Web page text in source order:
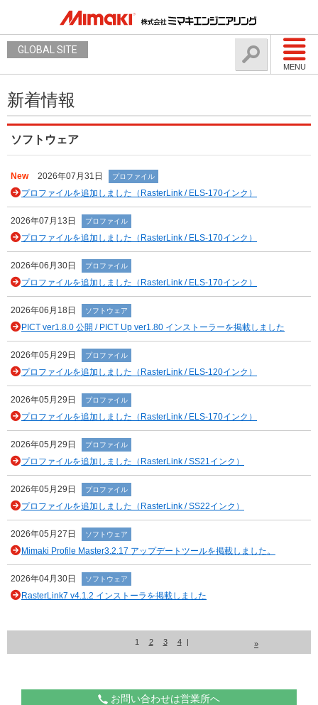
MENU
GLOBAL SITE
新着情報
ソフトウェア
New 2026年07月31日 プロファイル
プロファイルを追加しました（RasterLink / ELS-170インク）
2026年07月13日 プロファイル
プロファイルを追加しました（RasterLink / ELS-170インク）
2026年06月30日 プロファイル
プロファイルを追加しました（RasterLink / ELS-170インク）
2026年06月18日 ソフトウェア
PICT ver1.8.0 公開 / PICT Up ver1.80 インストーラーを掲載しました
2026年05月29日 プロファイル
プロファイルを追加しました（RasterLink / ELS-120インク）
2026年05月29日 プロファイル
プロファイルを追加しました（RasterLink / ELS-170インク）
2026年05月29日 プロファイル
プロファイルを追加しました（RasterLink / SS21インク）
2026年05月29日 プロファイル
プロファイルを追加しました（RasterLink / SS22インク）
2026年05月27日 ソフトウェア
Mimaki Profile Master3.2.17 アップデートツールを掲載しました。
2026年04月30日 ソフトウェア
RasterLink7 v4.1.2 インストーラを掲載しました
1 2 3 4 | »
お問い合わせは営業所へ